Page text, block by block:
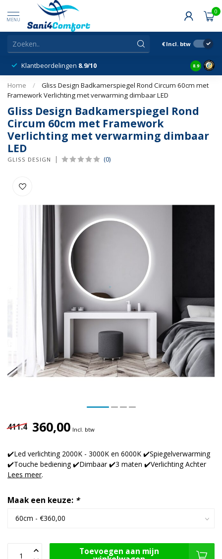
MENU
0
€ Incl. btw
Klantbeordelingen 8.9/10 8.9
Home /
Gliss Design Badkamerspiegel Rond Circum 60cm met
Framework Verlichting met verwarming dimbaar LED
Gliss Design Badkamerspiegel Rond
Circum 60cm met Framework
Verlichting met verwarming dimbaar
LED
GLISS DESIGN (0)
411.4 360,00 Incl. btw
✔️Led verlichting 2000K - 3000K en 6000K ✔️Spiegelverwarming
✔️Touche bediening ✔️Dimbaar ✔️3 maten ✔️Verlichting Achter
Lees meer.
Maak een keuze: *
Toevoegen aan mijn